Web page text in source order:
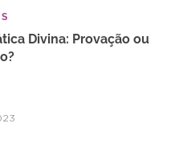
Divina: Provação ou